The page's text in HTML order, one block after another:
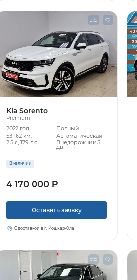
Kia Sorento
Premium
2022 год
Полный
53 162 км.
Автоматическая
2.5 л, 179 л.с.
Внедорожник 5
дв.
В наличии
4 170 000 ₽
Оставить заявку
С доставкой в г. Йошкар-Ола